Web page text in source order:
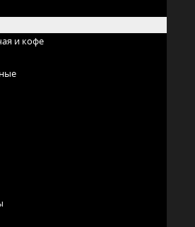
и кофе